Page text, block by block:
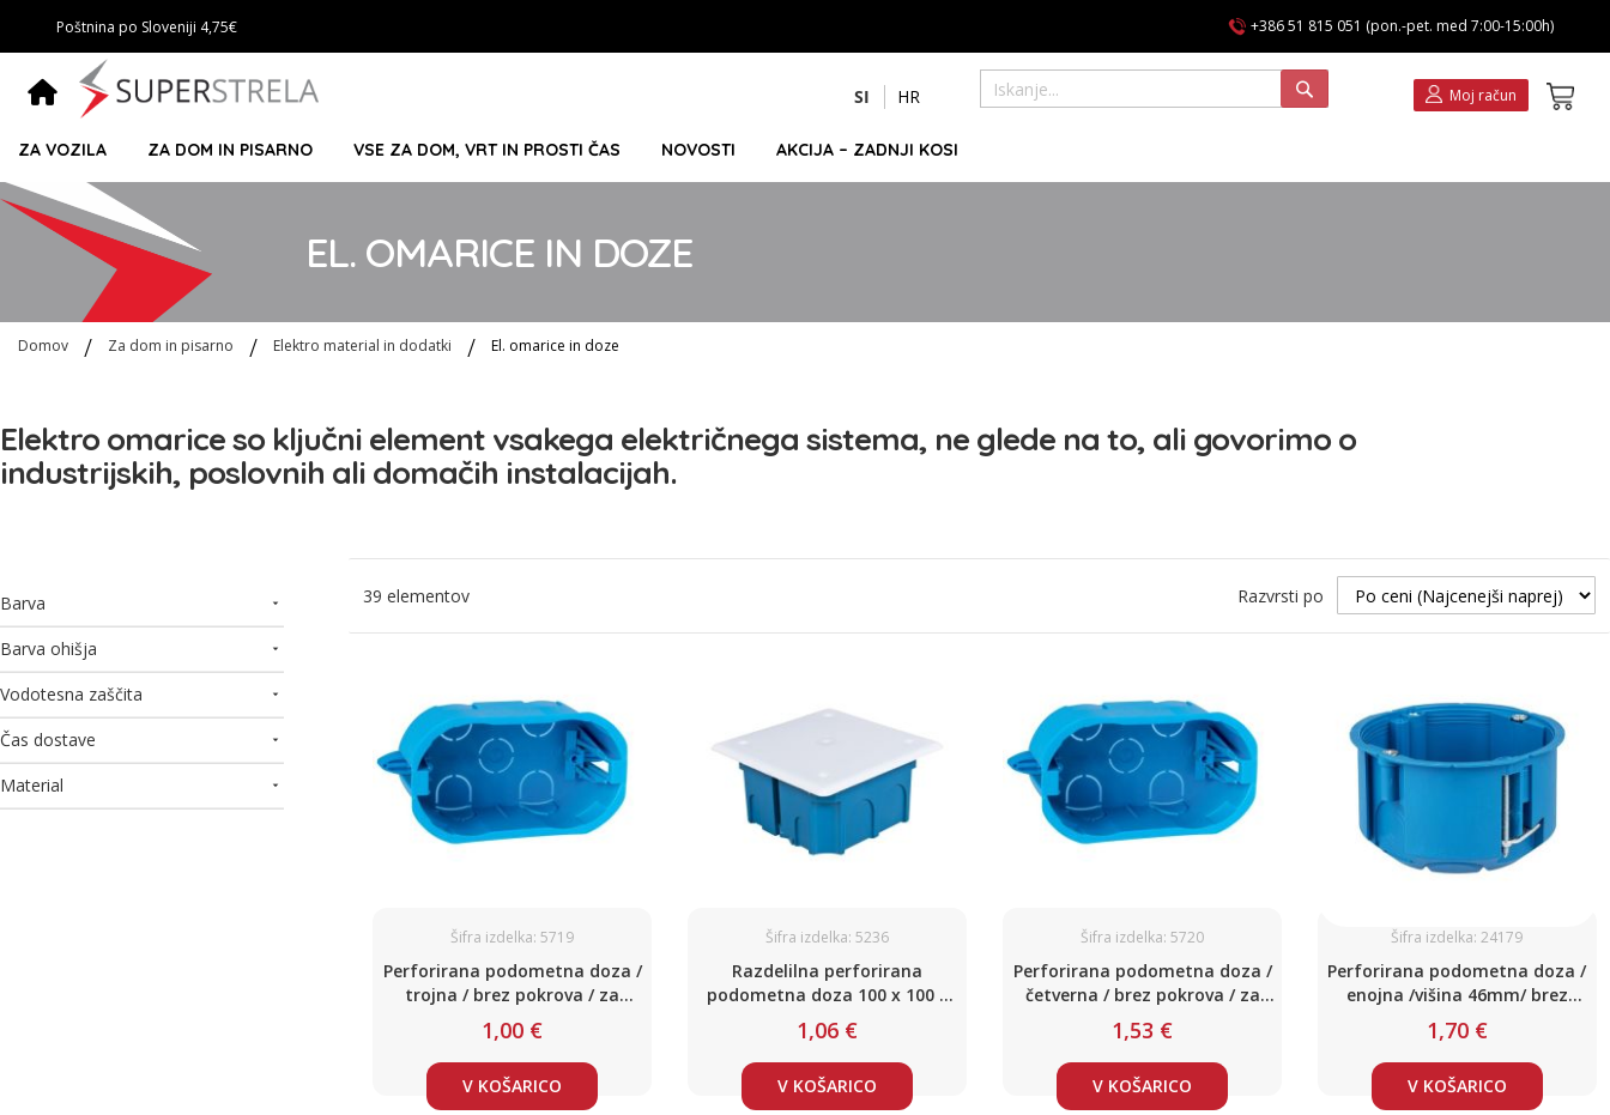
Poštnina po Sloveniji 4,75€ +386 51 815 051 (pon.-pet. med 7:00-15:00h)
na
SI HR Moj račun
ZA VOZILA ZA DOM IN PISARNO VSE ZA DOM, VRT IN PROSTI ČAS NOVOSTI AKCIJA – ZADNJI KOSI
EL. OMARICE IN DOZE
Domov Za dom in pisarno Elektro material in dodatki El. omarice in doze
Elektro omarice so ključni element vsakega električnega sistema, ne glede na to, ali govorimo o
industrijskih, poslovnih ali domačih instalacijah.
39 elementov Razvrsti po
Šifra izdelka: 5719
Perforirana podometna doza /
trojna / brez pokrova / za
mavčne stene
1,00 €
V KOŠARICO
Šifra izdelka: 5236
Razdelilna perforirana
podometna doza 100 x 100 x
45mm / s pokrovom / za
mavčne plošče
1,06 €
V KOŠARICO
Šifra izdelka: 5720
Perforirana podometna doza /
četverna / brez pokrova / za
mavčne stene
1,53 €
V KOŠARICO
Šifra izdelka: 24179
Perforirana podometna doza /
enojna /višina 46mm/ brez
pokrova / za mavčne stene
1,70 €
V KOŠARICO
Barva
Barva ohišja
Vodotesna zaščita
Čas dostave
Material